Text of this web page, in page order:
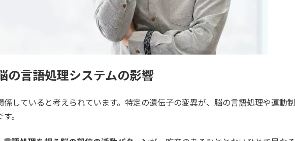
の言語処理システムの影響
係していると考えられています。特定の遺伝子の変異が、脳の言語処理や運動制
。